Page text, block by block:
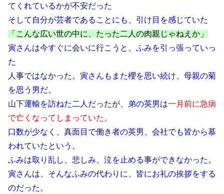
てくれているかが不安だった
そして自分が芸者であることにも、引け目を感じていた
「こんな広い世の中に、たった二人の肉親じゃねえか」
寅さんは今すぐに会いに行こうと、ふみを引っ張っていっ
た
人事ではなかった。寅さんもまた櫻を思い続け、母親の菊
を思う男だ。
山下運輸を訪ねた二人だったが、弟の英男は一月前に急病
で亡くなってしまっていた。
口数が少なく、真面目で働き者の英男、会社でも皆から慕
われていたという。
ふみは取り乱し、悲しみ、泣を止める事ができなかった。
寅さんは、そんなふみの代わりに、皆にお礼の挨拶をする
のだった。